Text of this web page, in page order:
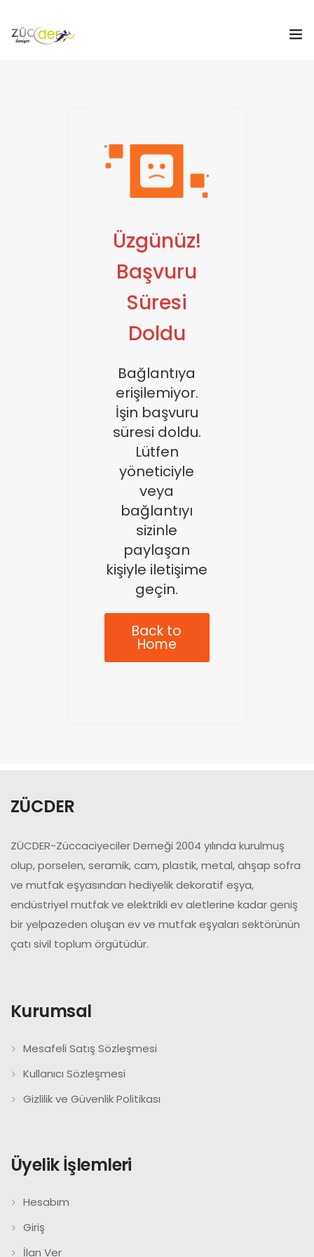
Üzgünüz!
Başvuru
Süresi
Doldu
Bağlantıya
erişilemiyor.
İşin başvuru
süresi doldu.
Lütfen
yöneticiyle
veya
bağlantıyı
sizinle
paylaşan
kişiyle iletişime
geçin.
Back to
Home
ZÜCDER
ZÜCDER-Züccaciyeciler Derneği 2004 yılında kurulmuş
olup, porselen, seramik, cam, plastik, metal, ahşap sofra
ve mutfak eşyasından hediyelik dekoratif eşya,
endüstriyel mutfak ve elektrikli ev aletlerine kadar geniş
bir yelpazeden oluşan ev ve mutfak eşyaları sektörünün
çatı sivil toplum örgütüdür.
Kurumsal
Mesafeli Satış Sözleşmesi
Kullanıcı Sözleşmesi
Gizlilik ve Güvenlik Politikası
Üyelik İşlemleri
Hesabım
Giriş
İlan Ver